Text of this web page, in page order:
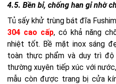
4.5. Bền bỉ, chống han gỉ nhờ
Tủ sấy khử trùng bát đĩa
304 cao cấp, có khả năng
nhiệt tốt. Bề mặt inox sáng
toàn thực phẩm và duy trì
thường xuyên tiếp xúc với
mẫu còn được trang bị cửa